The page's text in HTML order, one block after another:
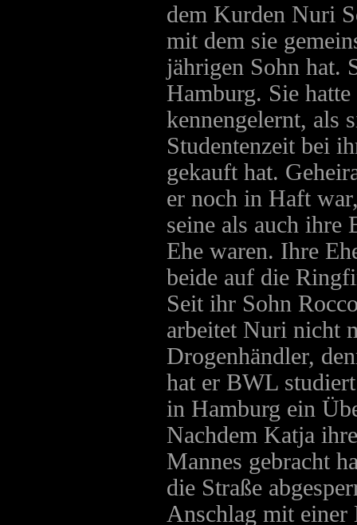
dem Kurden Nuri
mit dem sie
jährigen Sohn hat.
Hamburg. Sie
kennengelernt, als
Studentenzeit bei
gekauft hat.
er noch in Haft
seine als auch ihre
Ehe waren. Ihre
beide auf die
Seit ihr Sohn
arbeitet Nuri nicht
Drogenhändler,
hat er BWL
in Hamburg ein
Nachdem Katja
Mannes gebracht
die Straße
Anschlag mit